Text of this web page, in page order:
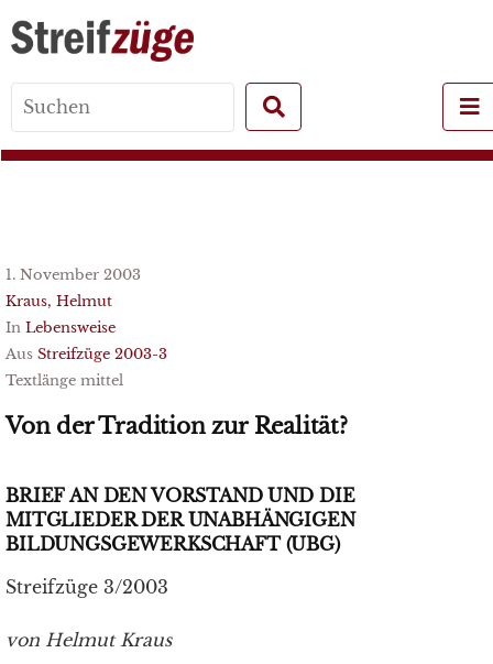
for:
1. November 2003
Kraus, Helmut
In Lebensweise
Aus Streifzüge 2003-3
Textlänge mittel
Von der Tradition zur Realität?
BRIEF AN DEN VORSTAND UND DIE
MITGLIEDER DER UNABHÄNGIGEN
BILDUNGSGEWERKSCHAFT (UBG)
Streifzüge 3/2003
von Helmut Kraus